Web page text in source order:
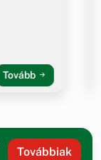
Tovább
Továbbiak